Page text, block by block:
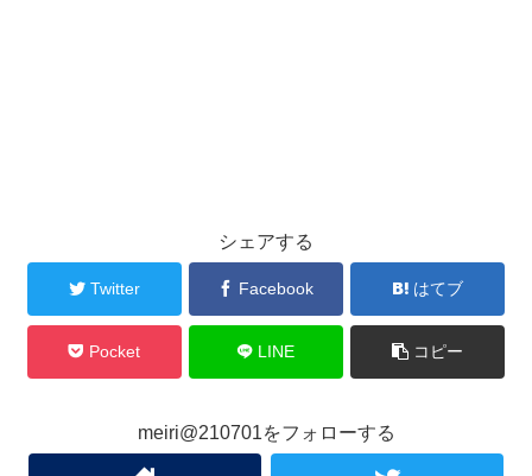
シェアする
Twitter Facebook はてブ
Pocket LINE コピー
meiri@210701をフォローする